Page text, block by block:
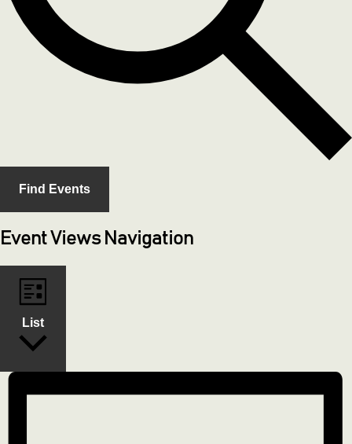
Find Events
Event Views Navigation
List